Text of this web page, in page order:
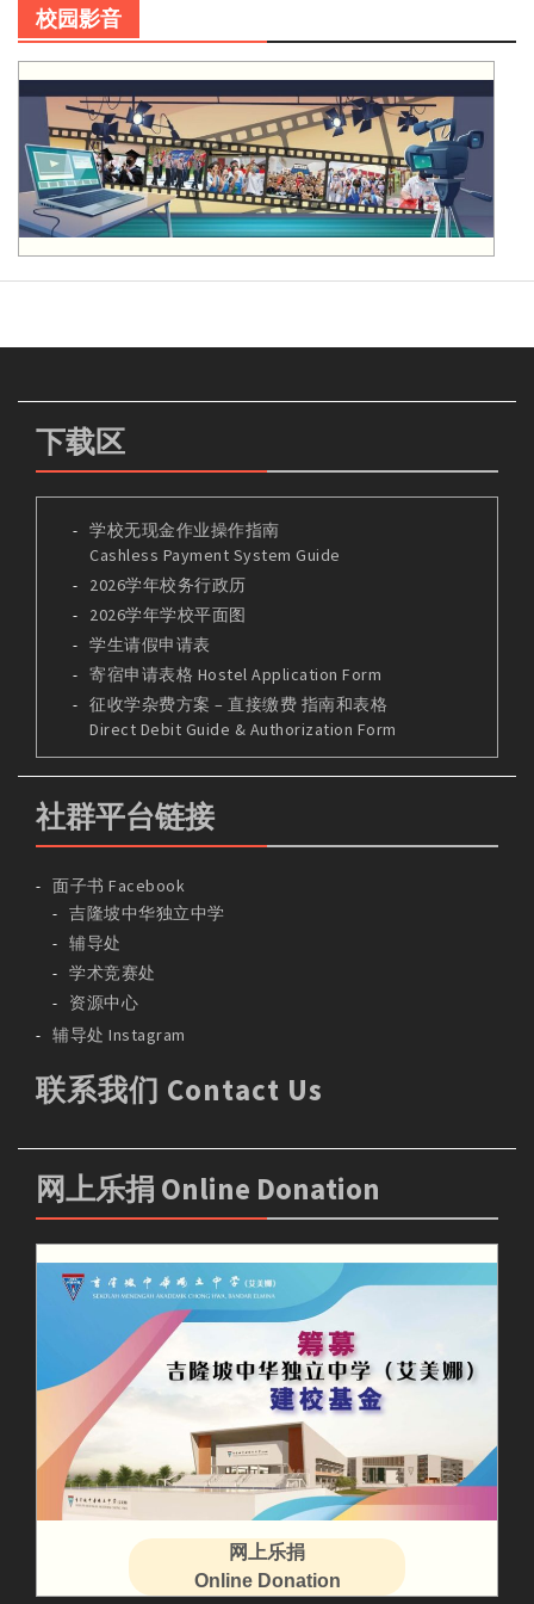
校园影音
下载区
学校无现金作业操作指南
Cashless Payment System Guide
2026学年校务行政历
2026学年学校平面图
学生请假申请表
寄宿申请表格 Hostel Application Form
征收学杂费方案 – 直接缴费 指南和表格
Direct Debit Guide & Authorization Form
社群平台链接
面子书 Facebook
吉隆坡中华独立中学
辅导处
学术竞赛处
资源中心
辅导处 Instagram
联系我们 Contact Us
网上乐捐 Online Donation
网上乐捐
Online Donation